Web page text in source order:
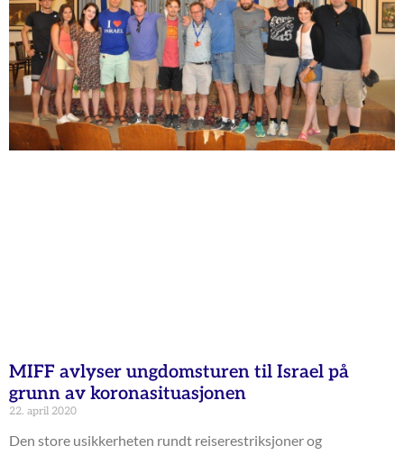
MIFF avlyser ungdomsturen til Israel på
grunn av koronasituasjonen
22. april 2020
Den store usikkerheten rundt reiserestriksjoner og